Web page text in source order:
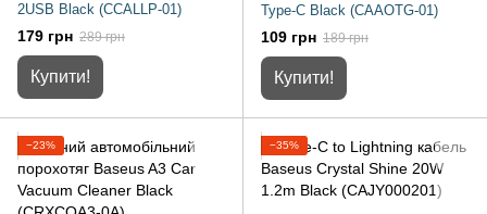
2USB Black (CCALLP-01)
179 грн 289 грн
Купити!
Type-C Black (CAAOTG-01)
109 грн 189 грн
Купити!
−23% −35%